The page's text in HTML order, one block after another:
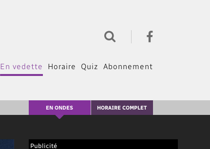
En vedette Horaire Quiz Abonnement
EN ONDES HORAIRE COMPLET
Publicité